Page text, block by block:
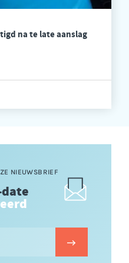
na te late aanslag
NIEUWSBRIEF